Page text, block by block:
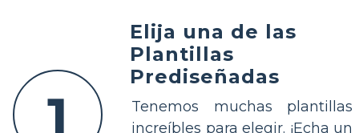
1
Elija una de las
Plantillas
Prediseñadas
Tenemos muchas plantillas
increíbles para elegir. ¡Echa un